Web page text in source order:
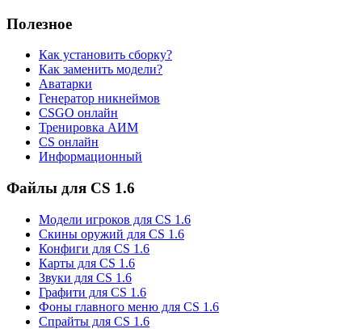
Полезное
Как установить сборку?
Как заменить модели?
Аватарки
Генератор никнеймов
CSGO онлайн
Тренировка АИМ
CS онлайн
Информационный
Файлы для CS 1.6
Модели игроков для CS 1.6
Скины оружий для CS 1.6
Конфиги для CS 1.6
Карты для CS 1.6
Звуки для CS 1.6
Графити для CS 1.6
Фоны главного меню для CS 1.6
Спрайты для CS 1.6